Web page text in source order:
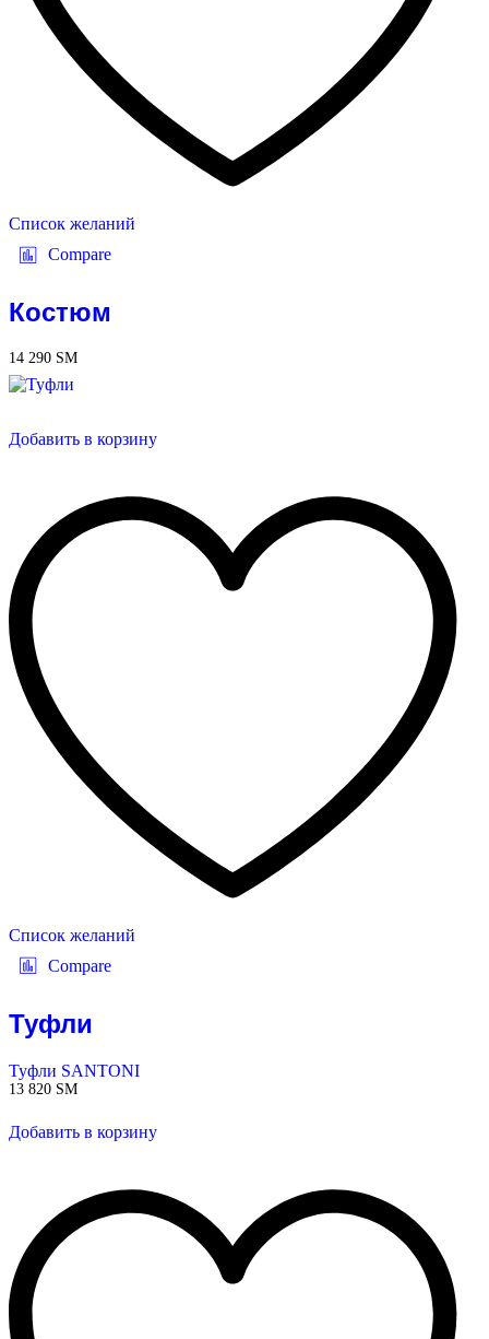
Список желаний
Compare
Костюм
14 290 ЅМ
Добавить в корзину
Список желаний
Compare
Туфли
Туфли SANTONI
13 820 ЅМ
Добавить в корзину